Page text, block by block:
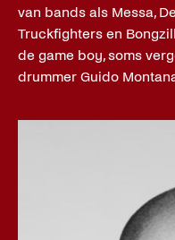
van bands als Messa,
Truckfighters en
de game boy, soms
drummer Guido